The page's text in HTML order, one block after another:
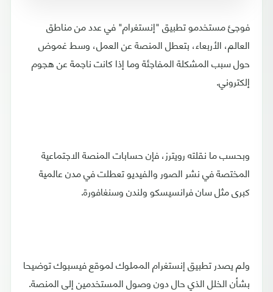
فوجئ مستخدمو تطبيق "إنستغرام" في عدد من مناطق
العالم، الأربعاء، بتعطل المنصة عن العمل، وسط غموض
حول سبب المشكلة المفاجئة وما إذا كانت ناجمة عن هجوم
إلكتروني.
وبحسب ما نقلته رويترز، فإن حسابات المنصة الاجتماعية
المختصة في نشر الصور والفيديو تعطلت في مدن عالمية
كبرى مثل سان فرانسيسكو ولندن وسنغافورة.
ولم يصدر تطبيق إنستغرام المملوك لموقع فيسبوك توضيحا
بشأن الخلل الذي حال دون وصول المستخدمين إلى المنصة.